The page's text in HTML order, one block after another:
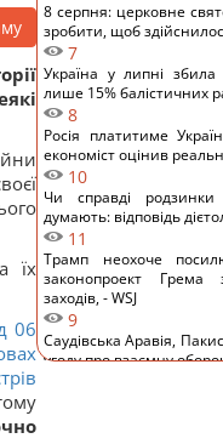
їх
06
8 серпня: церковне
зробити, щоб
7
Україна у липні
лише 15% балістичних
8
Росія платитиме
економіст оцінив
10
Чи справді родзинки
думають: відповідь
11
Трамп неохоче
законопроект
заходів, - WSJ
9
Саудівська Аравія,
угоду про взаємну